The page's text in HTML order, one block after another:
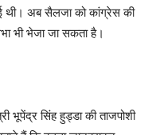
अब सैलजा को कांग्रेस की
भी भेजा जा सकता है।
भूपेंद्र सिंह हुड्डा की ताजपोशी